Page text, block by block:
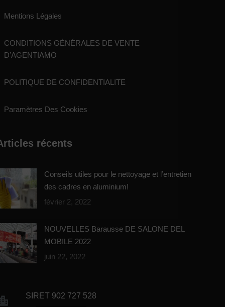
Mentions Légales
CONDITIONS GÉNÉRALES DE VENTE
D’AGENTIAMO
POLITIQUE DE CONFIDENTIALITE
Paramètres Des Cookies
récents
Conseils utiles pour le nettoyage et l’entretien
des cadres en aluminium!
février 2, 2022
NOUVELLES Barausse DE SALONE DEL
MOBILE 2022
juin 22, 2022
SIRET 902 727 528